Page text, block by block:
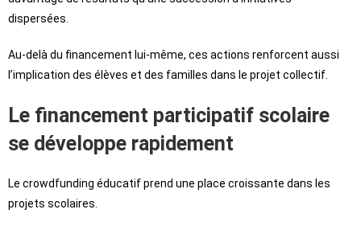
dispersées.
Au-delà du financement lui-même, ces actions renforcent aussi
l’implication des élèves et des familles dans le projet collectif.
Le financement participatif scolaire
se développe rapidement
Le crowdfunding éducatif prend une place croissante dans les
projets scolaires.